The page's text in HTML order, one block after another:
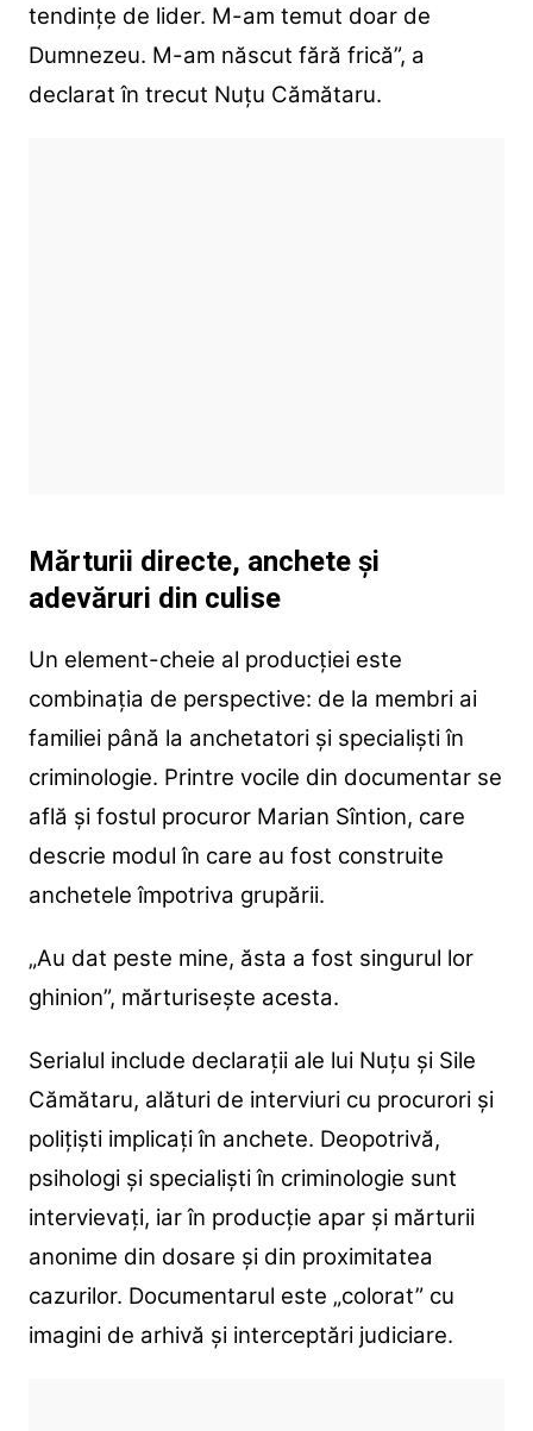
tendințe de lider. M-am temut doar de
Dumnezeu. M-am născut fără frică”, a
declarat în trecut Nuțu Cămătaru.
Mărturii directe, anchete și
adevăruri din culise
Un element-cheie al producției este
combinația de perspective: de la membri ai
familiei până la anchetatori și specialiști în
criminologie. Printre vocile din documentar se
află și fostul procuror Marian Sîntion, care
descrie modul în care au fost construite
anchetele împotriva grupării.
„Au dat peste mine, ăsta a fost singurul lor
ghinion”, mărturisește acesta.
Serialul include declarații ale lui Nuțu și Sile
Cămătaru, alături de interviuri cu procurori și
polițiști implicați în anchete. Deopotrivă,
psihologi și specialiști în criminologie sunt
intervievați, iar în producție apar și mărturii
anonime din dosare și din proximitatea
cazurilor. Documentarul este „colorat” cu
imagini de arhivă și interceptări judiciare.